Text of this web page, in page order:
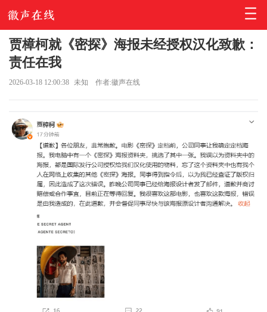
贾樟柯就《密探》海报未经授权汉化致歉：
责任在我
2026-03-18 12:00:38 未知 作者:徽声在线